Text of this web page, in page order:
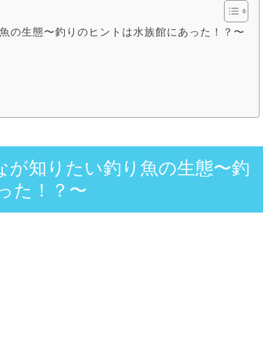
の生態〜釣りのヒントは水族館にあった！？〜
が知りたい釣り魚の生態〜釣
た！？〜